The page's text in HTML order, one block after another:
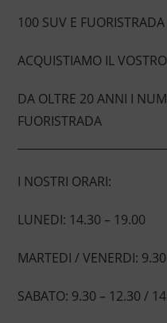
100 SUV E
ACQUISTIAMO IL
DA OLTRE 20 ANNI I
FUORISTRADA
I NOSTRI ORARI:
LUNEDI: 14.30 – 19.00
MARTEDI / VENERDI:
SABATO: 9.30 – 12.30 /